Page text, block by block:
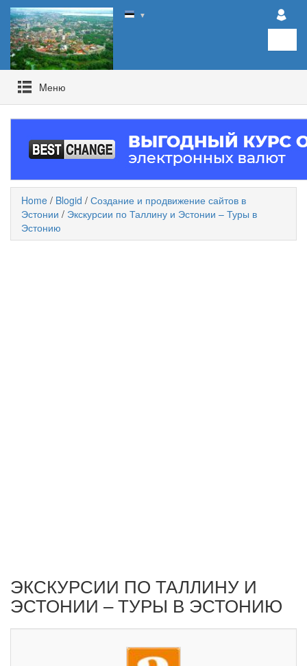
▼
Mеню
Home / Blogid / Создание и продвижение сайтов в
Эстонии / Экскурсии по Таллину и Эстонии – Туры в
Эстонию
ЭКСКУРСИИ ПО ТАЛЛИНУ И
ЭСТОНИИ – ТУРЫ В ЭСТОНИЮ